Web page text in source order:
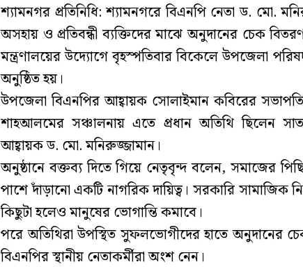
শ্যামনগর প্রতিনিধি: শ্যামনগরে বিএনপি নেতা ড. মো.
অসহায় ও প্রতিবন্ধী ব্যক্তিদের মাঝে অনুদানের চেক
মন্ত্রণালয়ের উদ্যোগে বৃহস্পতিবার বিকেলে উপজেলা
অনুষ্ঠিত হয়।
উপজেলা বিএনপির আহ্বায়ক সোলাইমান কবিরের
শাহআলমের সঞ্চালনায় এতে প্রধান অতিথি ছিলেন
আহ্বায়ক ড. মো. মনিরুজ্জামান।
অনুষ্ঠানে বক্তব্য দিতে গিয়ে নেতৃবৃন্দ বলেন, সমাজের
পাশে দাঁড়ানো একটি নাগরিক দায়িত্ব। সরকারি সামাজিক
কিছুটা হলেও মানুষের ভোগান্তি কমাবে।
পরে অতিথিরা উপস্থিত সুফলভোগীদের হাতে অনুদানের
বিএনপির স্থানীয় নেতাকর্মীরা অংশ নেন।